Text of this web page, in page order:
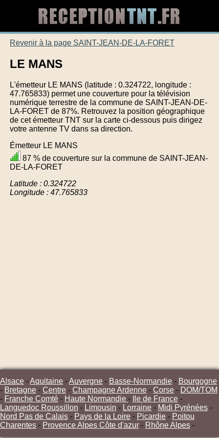
Revenir à la page SAINT-JEAN-DE-LA-FORET
LE MANS
L'émetteur LE MANS (latitude : 0.324722, longitude :
47.765833) permet une couverture pour la télévision
numérique terrestre de la commune de SAINT-JEAN-DE-
LA-FORET de 87%. Retrouvez la position géographique
de cet émetteur TNT sur la carte ci-dessous puis dirigez
votre antenne TV dans sa direction.
Émetteur LE MANS
87 % de couverture sur la commune de SAINT-JEAN-
DE-LA-FORET
Latitude : 0.324722
Longitude : 47.765833
Alsace -Aquitaine -Auvergne - Basse-Normandie - Bourgogne
- Bretagne - Centre - Champagne Ardenne - Corse - DOM/TOM
- Franche Comté - Haute Normandie - Ile de France -
Languedoc Roussillon - Limousin - Lorraine - Midi Pyrénées -
Nord Pas de Calais - Pays de la Loire - Picardie - Poitou
Charentes - Provence Alpes Côte d'azur - Rhône Alpes -